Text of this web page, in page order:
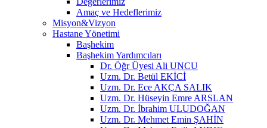
Amaç ve Hedeflerimiz
Misyon&Vizyon
Hastane Yönetimi
Başhekim
Başhekim Yardımcıları
Dr. Öğr Üyesi Ali UNCU
Uzm. Dr. Betül EKİCİ
Uzm. Dr. Ece AKÇA SALIK
Uzm. Dr. Hüseyin Emre ARSLAN
Uzm. Dr. İbrahim ULUDOĞAN
Uzm. Dr. Mehmet Emin ŞAHİN